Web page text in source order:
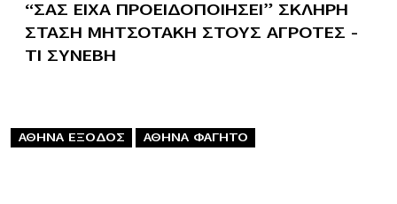
“ΣΑΣ ΕΙΧΑ ΠΡΟΕΙΔΟΠΟΙΗΣΕΙ” ΣΚΛΗΡΗ
ΣΤΑΣΗ ΜΗΤΣΟΤΑΚΗ ΣΤΟΥΣ ΑΓΡΟΤΕΣ –
ΤΙ ΣΥΝΕΒΗ
ΑΘΗΝΑ ΕΞΟΔΟΣ ΑΘΗΝΑ ΦΑΓΗΤΟ